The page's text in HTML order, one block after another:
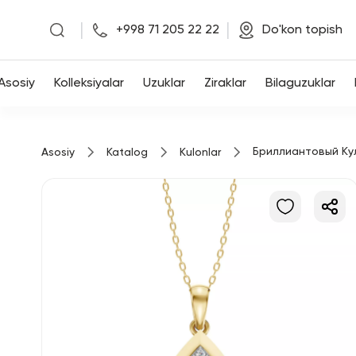
Asosiy
+998 71 205 22 22 Do'kon topish
Kolleksiyalar Uzuklar Ziraklar Bilaguzuklar
Asosiy Katalog Kulonlar Бриллиантовый